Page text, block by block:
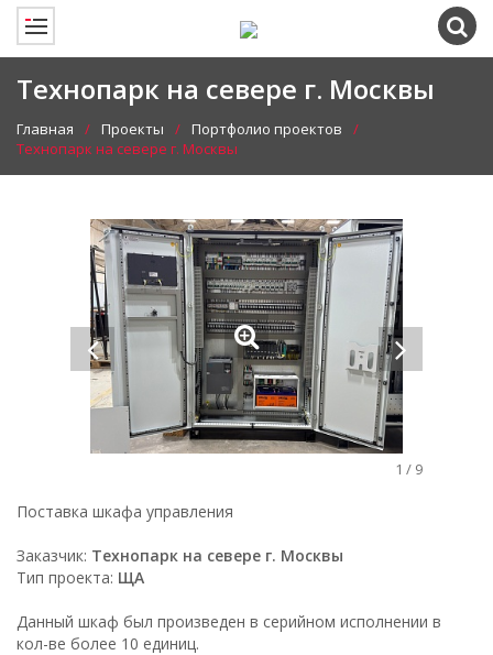
Технопарк на севере г. Москвы
Главная Проекты
Портфолио проектов
Технопарк на севере г. Москвы
1 / 9
Поставка шкафа управления
Заказчик: Технопарк на севере г. Москвы
Тип проекта: ЩА
Данный шкаф был произведен в серийном исполнении в
кол-ве более 10 единиц.